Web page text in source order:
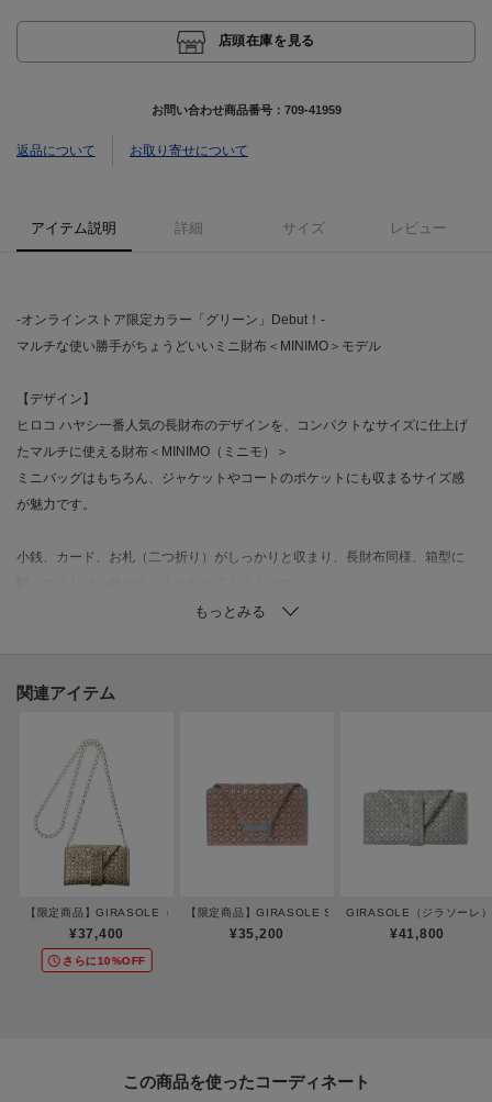
店頭在庫を見る
お問い合わせ商品番号： 709-41959
返品について お取り寄せについて
アイテム説明 詳細 サイズ レビュー
-オンラインストア限定カラー「グリーン」Debut！-
マルチな使い勝手がちょうどいいミニ財布＜MINIMO＞モデル
【デザイン】
ヒロコ ハヤシ一番人気の長財布のデザインを、コンパクトなサイズに仕上げ
たマルチに使える財布＜MINIMO（ミニモ）＞
ミニバッグはもちろん、ジャケットやコートのポケットにも収まるサイズ感
が魅力です。
小銭、カード、お札（二つ折り）がしっかりと収まり、長財布同様、箱型に
小銭以外にも鍵やアクセサリーを入れるなど、自由な使い方をお楽しみくだ
▼ロングチェーンが付いたWEB限定商品もございます。
お問い合わせ商品番号：709-21959
カード入れ：5箇所／お札入れ：2箇所（二つ折り）／小銭入れ：1箇所／スナ
ップボタン調節：1段階
一見金網のように見える連続的な模様の素材は、メタリック加工をした牛革
に、型押しと型抜きを同時に施しました。
ーーーーーーーーーーーーーーーーーーーーーーーーーーー
関連アイテム
【限定商品】GIRASOLE（ジラソーレ）チェーン付マルチ財布
¥37,400
さらに10%OFF
【限定商品】GIRASOLE SERA（ジラソーレ セーラ）
¥35,200
GIRASOLE（ジラソーレ
¥41,800
この商品を使った